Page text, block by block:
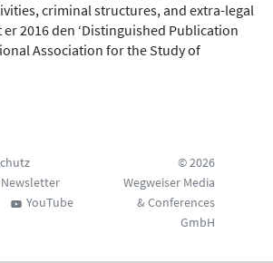
criminal structures, and extra-legal
2016 den ‘Distinguished Publication
Association for the Study of
Newsletter
YouTube
© 2026
Wegweiser Media
& Conferences
GmbH